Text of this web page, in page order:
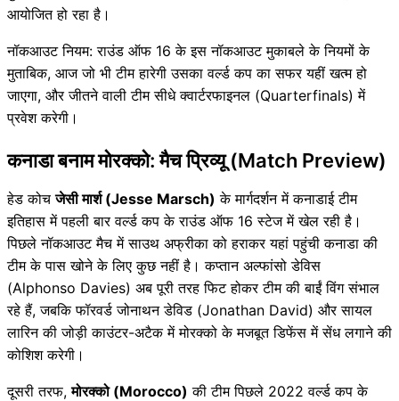
आयोजित हो रहा है।
नॉकआउट नियम: राउंड ऑफ 16 के इस नॉकआउट मुकाबले के नियमों के
मुताबिक, आज जो भी टीम हारेगी उसका वर्ल्ड कप का सफर यहीं खत्म हो
जाएगा, और जीतने वाली टीम सीधे क्वार्टरफाइनल (Quarterfinals) में
प्रवेश करेगी।
कनाडा बनाम मोरक्को: मैच प्रिव्यू (Match Preview)
हेड कोचजेसी मार्श (Jesse Marsch) के मार्गदर्शन में कनाडाई टीम
इतिहास में पहली बार वर्ल्ड कप के राउंड ऑफ 16 स्टेज में खेल रही है।
पिछले नॉकआउट मैच में साउथ अफ्रीका को हराकर यहां पहुंची कनाडा की
टीम के पास खोने के लिए कुछ नहीं है। कप्तान अल्फांसो डेविस
(Alphonso Davies) अब पूरी तरह फिट होकर टीम की बाईं विंग संभाल
रहे हैं, जबकि फॉरवर्ड जोनाथन डेविड (Jonathan David) और सायल
लारिन की जोड़ी काउंटर-अटैक में मोरक्को के मजबूत डिफेंस में सेंध लगाने की
कोशिश करेगी।
दूसरी तरफ,मोरक्को (Morocco) की टीम पिछले 2022 वर्ल्ड कप के